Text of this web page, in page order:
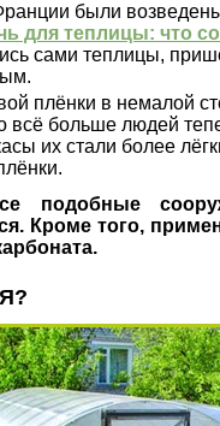
были
для теплицы: что
сами теплицы,
плёнки в немалой
всё больше людей
их стали более
подобные
Кроме того,